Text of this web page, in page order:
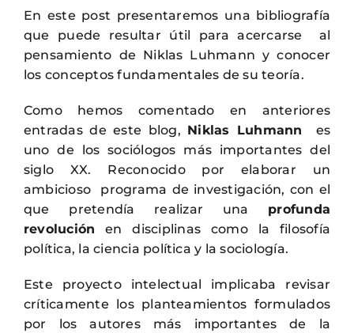
En este post presentaremos una bibliografía
que puede resultar útil para acercarse al
pensamiento de Niklas Luhmann y conocer
los conceptos fundamentales de su teoría.
Como hemos comentado en anteriores
entradas de este blog, Niklas Luhmann es
uno de los sociólogos más importantes del
siglo XX. Reconocido por elaborar un
ambicioso programa de investigación, con el
que pretendía realizar una profunda
revolución en disciplinas como la filosofía
política, la ciencia política y la sociología.
Este proyecto intelectual implicaba revisar
críticamente los planteamientos formulados
por los autores más importantes de la